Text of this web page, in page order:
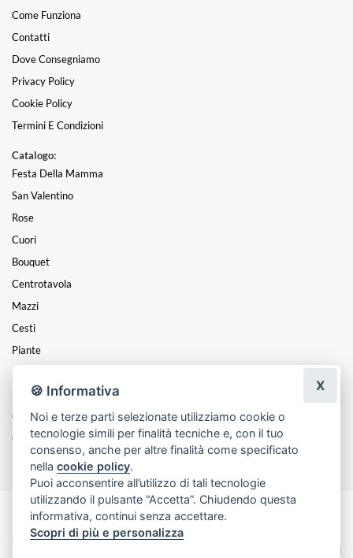
Come Funziona
Contatti
Dove Consegniamo
Privacy Policy
Cookie Policy
Termini E Condizioni
Catalogo:
Festa Della Mamma
San Valentino
Rose
Cuori
Bouquet
Centrotavola
Mazzi
Cesti
Piante
Funebre
PASQUA
Composizioni
Coroncine
Made with byInfoser.it- Realizzazione Siti ecommerce per Fioristi
2026
Termini e Condizioni
🍪 Informativa
Noi e terze parti selezionate utilizziamo cookie o
tecnologie simili per finalità tecniche e, con il tuo
consenso, anche per altre finalità come specificato
nellacookie policy.
Puoi acconsentire all’utilizzo di tali tecnologie
utilizzando il pulsante “Accetta”. Chiudendo questa
informativa, continui senza accettare.
Scopri di più e personalizza
X